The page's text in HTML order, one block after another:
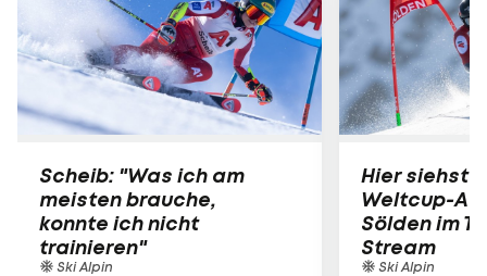
Scheib: "Was ich am
meisten brauche,
konnte ich nicht
trainieren"
Ski Alpin
Hier siehst
Weltcup-
Sölden im
Stream
Ski Alpin